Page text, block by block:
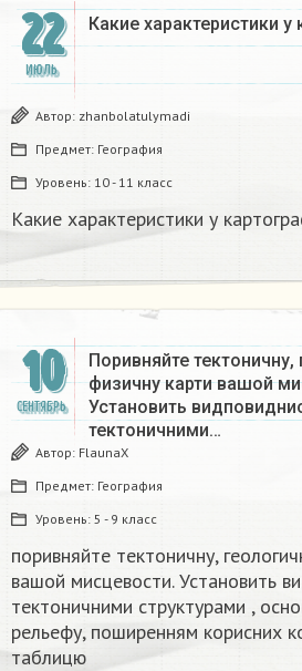
22
ИЮЛЬ
Какие характеристики у
Автор: zhanbolatulymadi
Предмет: География
Уровень: 10 - 11 класс
Какие характеристики у
10
СЕНТЯБРЬ
Поривняйте тектоничну,
физичну карти вашой
Установить
тектоничними…
Автор: FlaunaX
Предмет: География
Уровень: 5 - 9 класс
поривняйте тектоничну,
вашой мисцевости. Установить
тектоничними структурами ,
рельефу, поширенням корисних
таблицю